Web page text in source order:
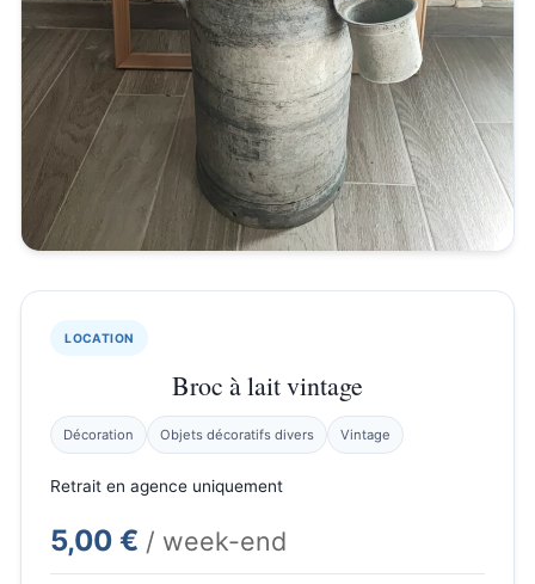
LOCATION
Broc à lait vintage
Décoration Objets décoratifs divers Vintage
Retrait en agence uniquement
5,00 € / week-end